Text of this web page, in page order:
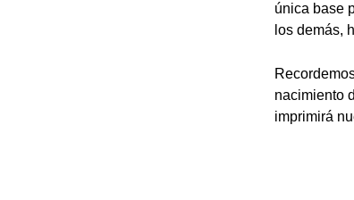
única base
los demás,
nacimiento
imprimirá